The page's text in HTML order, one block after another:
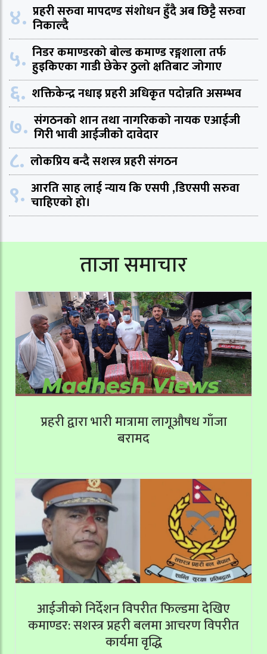
४. प्रहरी सरुवा मापदण्ड संशोधन हुँदै अब छिट्टै सरुवा
निकाल्दै
५. निडर कमाण्डरको बोल्ड कमाण्ड रङ्गशाला तर्फ
हुइकिएका गाडी छेकेर ठुलो क्षतिबाट जोगाए
६. शक्तिकेन्द्र नधाइ प्रहरी अधिकृत पदोन्नति असम्भव
७. संगठनको शान तथा नागरिकको नायक एआईजी
गिरी भावी आईजीको दावेदार
८. लोकप्रिय बन्दै सशस्त्र प्रहरी संगठन
९. आरति साह लाई न्याय कि एसपी ,डिएसपी सरुवा
चाहिएको हो।
ताजा समाचार
प्रहरी द्वारा भारी मात्रामा लागूऔषध गाँजा
बरामद
आईजीको निर्देशन विपरीत फिल्डमा देखिए
कमाण्डर: सशस्त्र प्रहरी बलमा आचरण विपरीत
कार्यमा वृद्धि